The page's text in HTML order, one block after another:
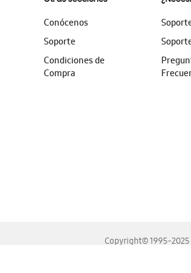
Conócenos
Soporte
Condiciones de
Compra
Copyright© 1995-2025